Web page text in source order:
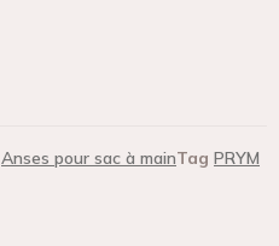
Anses pour sac à mainTag PRYM